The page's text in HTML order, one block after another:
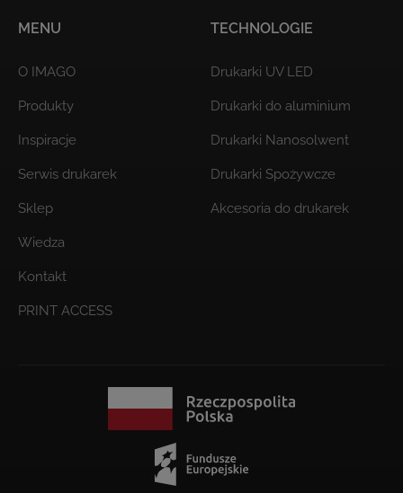
MENU
O IMAGO
Produkty
Inspiracje
Serwis drukarek
Sklep
Wiedza
Kontakt
PRINT ACCESS
TECHNOLOGIE
Drukarki UV LED
Drukarki do aluminium
Drukarki Nanosolwent
Drukarki Spożywcze
Akcesoria do drukarek